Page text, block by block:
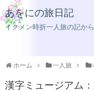
あをにの旅日記
イクメン時折一人旅の記か
ホーム 一人旅
漢字ミュージアム